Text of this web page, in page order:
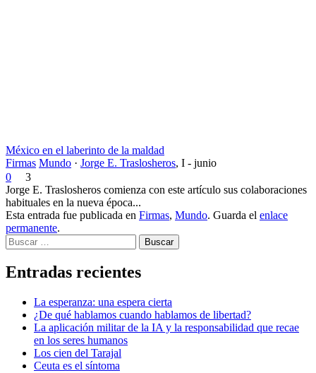
México en el laberinto de la maldad
Firmas Mundo · Jorge E. Traslosheros, I - junio
0
3
Jorge E. Traslosheros comienza con este artículo sus colaboraciones
habituales en la nueva época...
Esta entrada fue publicada en Firmas, Mundo. Guarda el enlace
permanente.
Buscar
Entradas recientes
La esperanza: una espera cierta
¿De qué hablamos cuando hablamos de libertad?
La aplicación militar de la IA y la responsabilidad que recae
en los seres humanos
Los cien del Tarajal
Ceuta es el síntoma